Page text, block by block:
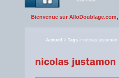
Bienvenue sur AlloDoublage.com
Accueil > Tags > nicolas justamon